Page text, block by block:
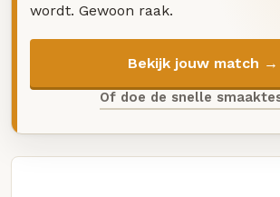
wordt. Gewoon raak.
Bekijk jouw match →
Of doe de snelle